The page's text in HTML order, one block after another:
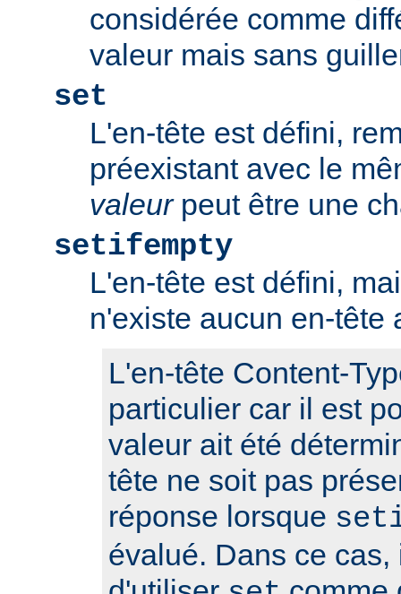
considérée comme
valeur mais sans
set
L'en-tête est défini,
préexistant avec le
valeurpeut être une
setifempty
L'en-tête est défini,
n'existe aucun en-tête
L'en-tête Content-
particulier car il est
valeur ait été
tête ne soit pas
réponse lorsque
évalué. Dans ce